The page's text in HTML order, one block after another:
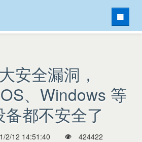
安全漏洞，
、Windows 等
都不安全了
2/12 14:51:40 424422